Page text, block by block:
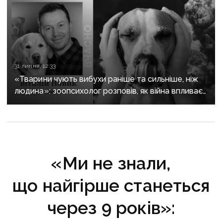
31 липня, 12:33
«Тварини чують вибухи раніше та сильніше, ніж
людина»: зоопсихолог розповів, як війна впливає
на домашніх улюбленців
«Ми не знали,
що найгірше станеться
через 9 років»: